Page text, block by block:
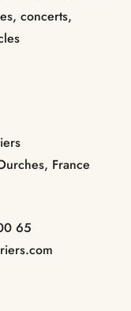
concerts,
France
65